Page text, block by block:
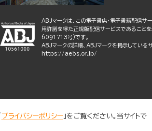
ABJマークは、この電子書店・電子書籍配信サ
用許諾を得た正規版配信サービスであること
6091713号)です。
ABJマークの詳細、ABJマークを掲示している
https://aebs.or.jp/
プライバシーポリシー 」をご覧ください。当サイトで